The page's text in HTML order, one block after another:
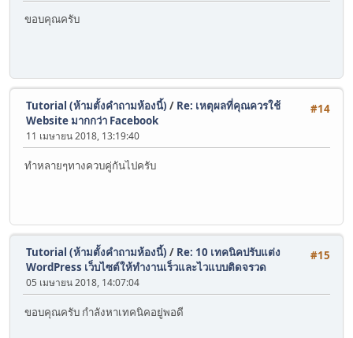
ขอบคุณครับ
#14
Tutorial (ห้ามตั้งคำถามห้องนี้) / Re: เหตุผลที่คุณควรใช้
Website มากกว่า Facebook
11 เมษายน 2018, 13:19:40
ทำหลายๆทางควบคู่กันไปครับ
#15
Tutorial (ห้ามตั้งคำถามห้องนี้) / Re: 10 เทคนิคปรับแต่ง
WordPress เว็บไซต์ให้ทำงานเร็วและไวแบบติดจรวด
05 เมษายน 2018, 14:07:04
ขอบคุณครับ กำลังหาเทคนิคอยู่พอดี